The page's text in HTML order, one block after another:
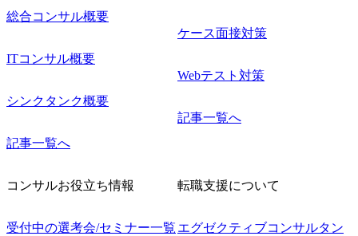
総合コンサル概要
ITコンサル概要
シンクタンク概要
記事一覧へ
ケース面接対策
Webテスト対策
記事一覧へ
コンサルお役立ち情報
受付中の選考会/セミナー一覧
転職支援について
エグゼクティブコンサルタン